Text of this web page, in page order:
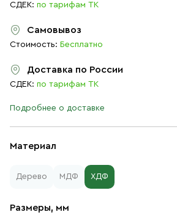
Материал
Дерево МДФ ХДФ
Размеры, мм
СДЕК: по тарифам ТК
Самовывоз
Стоимость: Бесплатно
Доставка по России
СДЕК: по тарифам ТК
Подробнее о доставке